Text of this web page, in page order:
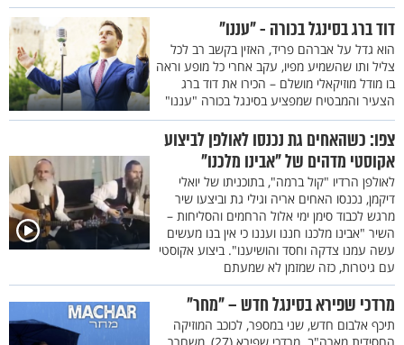
דוד ברג בסינגל בכורה - "עננו"
הוא גדל על אברהם פריד, האזין בקשב רב לכל
צליל ותו שהשמיע מפיו, עקב אחרי כל מופע וראה
בו מודל מוזיקאלי מושלם – הכירו את דוד ברג
הצעיר והמבטיח שמפציע בסינגל בכורה "עננו"
צפו: כשהאחים גת נכנסו לאולפן לביצוע
אקוסטי מדהים של "אבינו מלכנו"
לאולפן הרדיו "קול ברמה", בתוכניתו של יואלי
דיקמן, נכנסו האחים אריה וגילי גת וביצעו שיר
מרגש לכבוד סימן ימי אלול הרחמים והסליחות –
השיר "אבינו מלכנו חננו ועננו כי אין בנו מעשים
עשה עמנו צדקה וחסד והושיענו". ביצוע אקוסטי
עם גיטרות, כזה שמזמן לא שמעתם
מרדכי שפירא בסינגל חדש – "מחר"
תיכף אלבום חדש, שני במספר, לכוכב המוזיקה